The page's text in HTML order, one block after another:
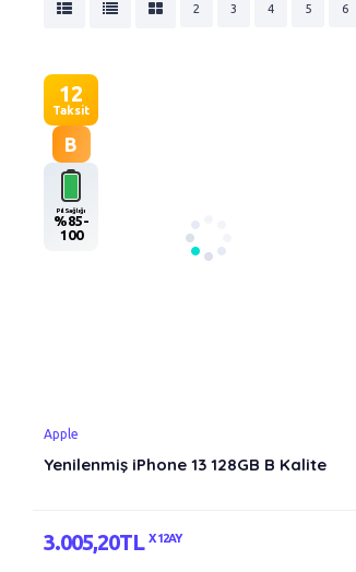
2 3 4 5 6
12
Taksit
B
Pil Sağlığı
%85-
100
Apple
Yenilenmiş iPhone 13 128GB B Kalite
3.005,20TL X 12AY